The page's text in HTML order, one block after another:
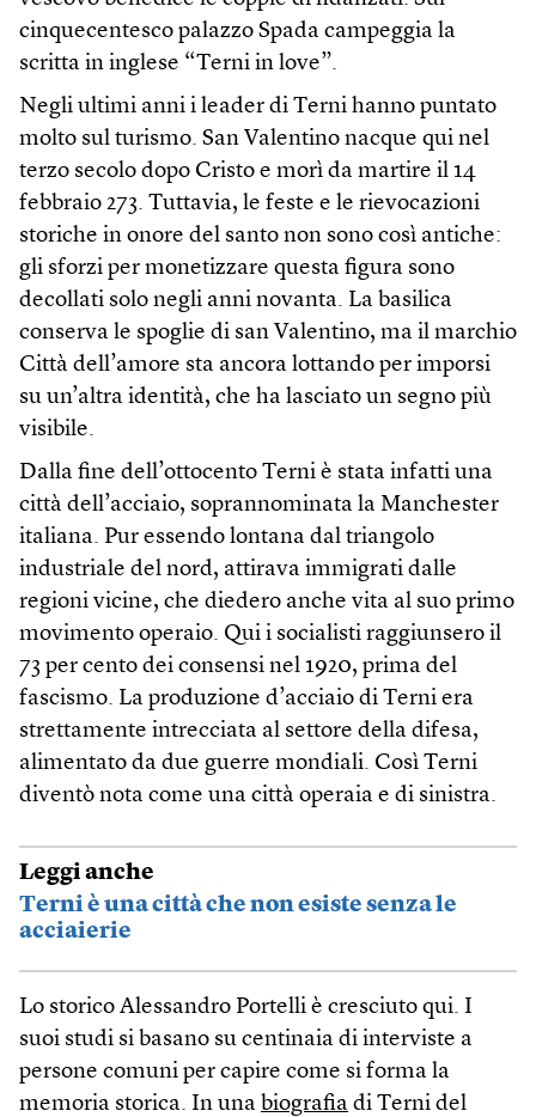
cinquecentesco palazzo Spada campeggia la
scritta in inglese “Terni in love”.
Negli ultimi anni i leader di Terni hanno puntato
molto sul turismo. San Valentino nacque qui nel
terzo secolo dopo Cristo e morì da martire il 14
febbraio 273. Tuttavia, le feste e le rievocazioni
storiche in onore del santo non sono così antiche:
gli sforzi per monetizzare questa figura sono
decollati solo negli anni novanta. La basilica
conserva le spoglie di san Valentino, ma il marchio
Città dell’amore sta ancora lottando per imporsi
su un’altra identità, che ha lasciato un segno più
visibile.
Dalla fine dell’ottocento Terni è stata infatti una
città dell’acciaio, soprannominata la Manchester
italiana. Pur essendo lontana dal triangolo
industriale del nord, attirava immigrati dalle
regioni vicine, che diedero anche vita al suo primo
movimento operaio. Qui i socialisti raggiunsero il
73 per cento dei consensi nel 1920, prima del
fascismo. La produzione d’acciaio di Terni era
strettamente intrecciata al settore della difesa,
alimentato da due guerre mondiali. Così Terni
diventò nota come una città operaia e di sinistra.
Leggi anche
Terni è una città che non esiste senza le
acciaierie
Lo storico Alessandro Portelli è cresciuto qui. I
suoi studi si basano su centinaia di interviste a
persone comuni per capire come si forma la
memoria storica. In una biografia di Terni del